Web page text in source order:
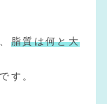
脂質は何と大
す。